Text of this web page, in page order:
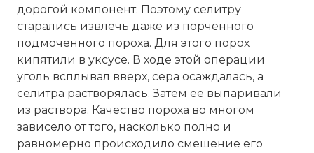
дорогой компонент. Поэтому селитру
старались извлечь даже из порченного
подмоченного пороха. Для этого порох
кипятили в уксусе. В ходе этой операции
уголь всплывал вверх, сера осаждалась, а
селитра растворялась. Затем ее выпаривали
из раствора. Качество пороха во многом
зависело от того, насколько полно и
равномерно происходило смешение его